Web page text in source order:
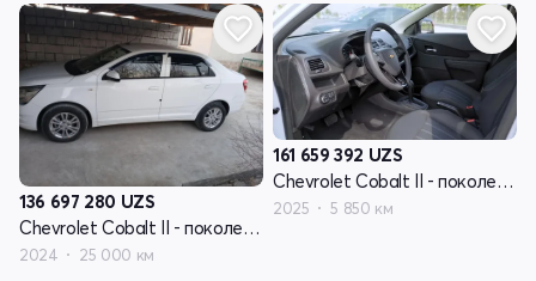
136 697 280 UZS
Chevrolet Cobalt II - поколение рестайлинг
2024 25 000 км
161 659 392 UZS
Chevrolet Cobalt II - поколение рестайлинг
2025 5 850 км